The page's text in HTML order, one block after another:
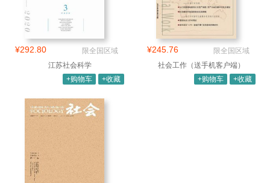
¥292.80
限全国区域
江苏社会科学
+购物车
+收藏
¥245.76
限全国区域
社会工作（送手机客户端）
+购物车
+收藏